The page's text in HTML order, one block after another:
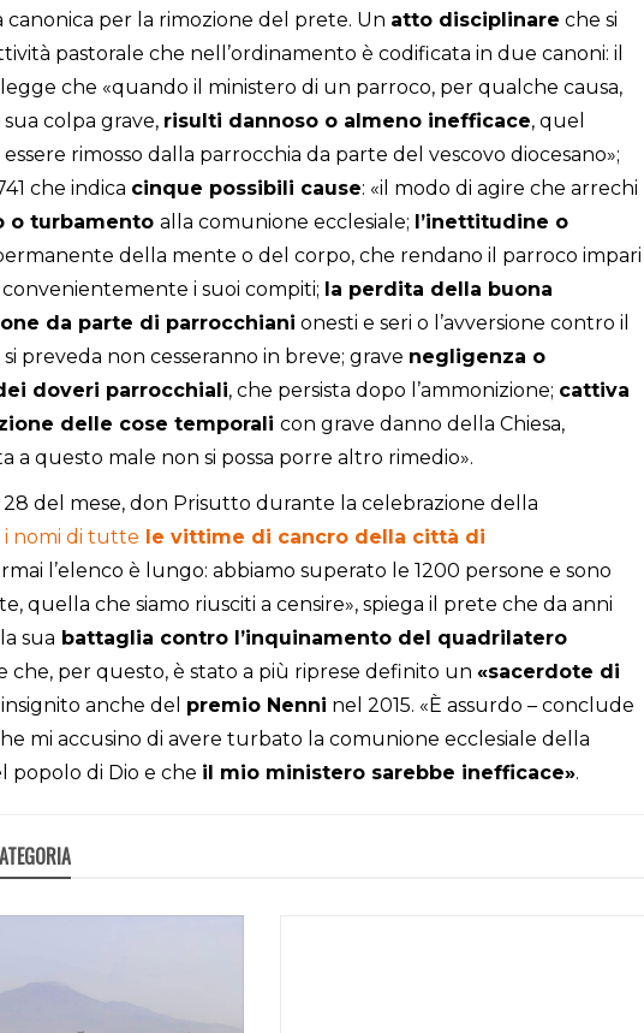
canonica per la rimozione del prete. Un atto disciplinare che si
pastorale che nell’ordinamento è codificata in due canoni: il
legge che «quando il ministero di un parroco, per qualche causa,
colpa grave, risulti dannoso o almeno inefficace, quel
rimosso dalla parrocchia da parte del vescovo diocesano»;
che indica cinque possibili cause: «il modo di agire che arrechi
o turbamento alla comunione ecclesiale; l’inettitudine o
della mente o del corpo, che rendano il parroco impari
convenientemente i suoi compiti; la perdita della buona
da parte di parrocchiani onesti e seri o l’avversione contro il
preveda non cesseranno in breve; grave negligenza o
doveri parrocchiali, che persista dopo l’ammonizione; cattiva
delle cose temporali con grave danno della Chiesa,
a questo male non si possa porre altro rimedio».
del mese, don Prisutto durante la celebrazione della
i nomi di tutte le vittime di cancro della città di
l’elenco è lungo: abbiamo superato le 1200 persone e sono
quella che siamo riusciti a censire», spiega il prete che da anni
sua battaglia contro l’inquinamento del quadrilatero
che, per questo, è stato a più riprese definito un «sacerdote di
insignito anche del premio Nenni nel 2015. «È assurdo – conclude
mi accusino di avere turbato la comunione ecclesiale della
popolo di Dio e che il mio ministero sarebbe inefficace».